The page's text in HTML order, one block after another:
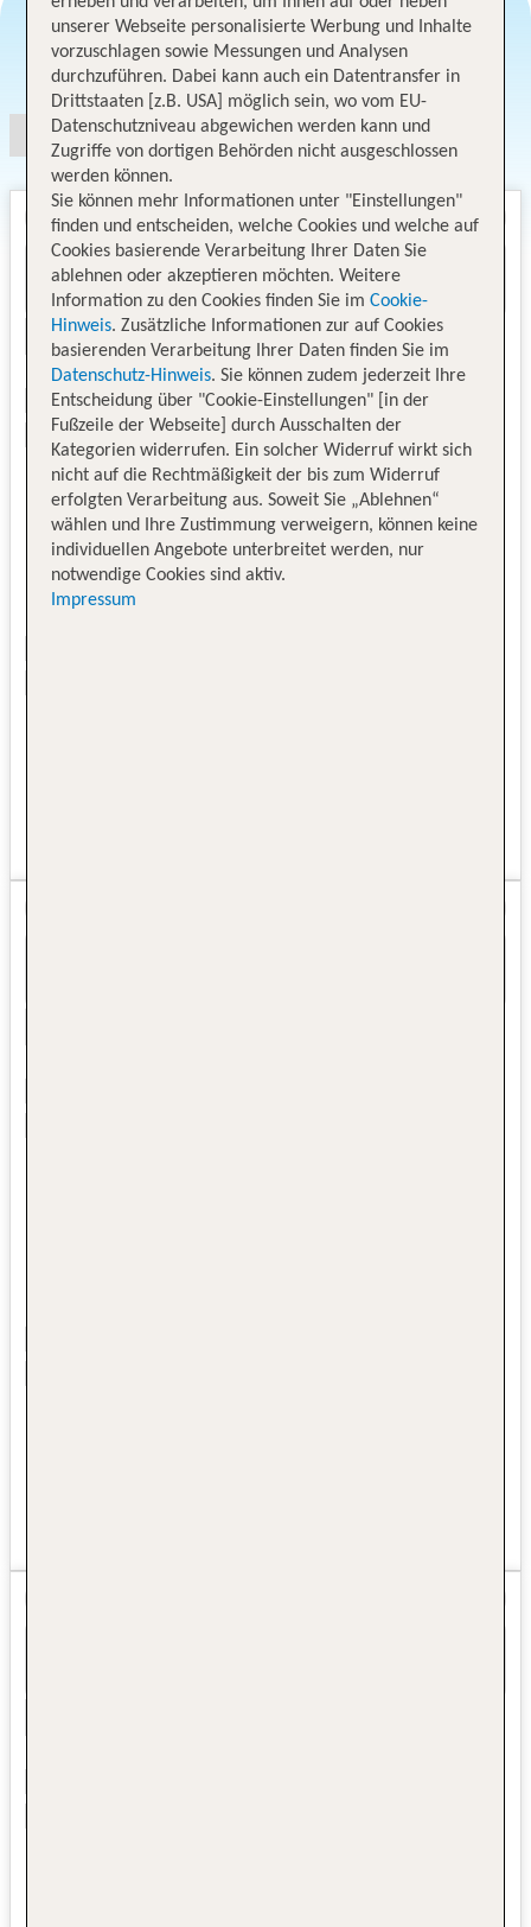
Angebotsauswahl
unserer Webseite personalisierte Werbung und Inhalte
vorzuschlagen sowie Messungen und Analysen
durchzuführen. Dabei kann auch ein Datentransfer in
Drittstaaten [z.B. USA] möglich sein, wo vom EU-
Datenschutzniveau abgewichen werden kann und
Zugriffe von dortigen Behörden nicht ausgeschlossen
werden können.
Sie können mehr Informationen unter "Einstellungen"
finden und entscheiden, welche Cookies und welche auf
Cookies basierende Verarbeitung Ihrer Daten Sie
ablehnen oder akzeptieren möchten. Weitere
Information zu den Cookies finden Sie im Cookie-
Hinweis. Zusätzliche Informationen zur auf Cookies
basierenden Verarbeitung Ihrer Daten finden Sie im
Datenschutz-Hinweis. Sie können zudem jederzeit Ihre
Entscheidung über "Cookie-Einstellungen" [in der
Fußzeile der Webseite] durch Ausschalten der
Kategorien widerrufen. Ein solcher Widerruf wirkt sich
nicht auf die Rechtmäßigkeit der bis zum Widerruf
erfolgten Verarbeitung aus. Soweit Sie „Ablehnen“
wählen und Ihre Zustimmung verweigern, können keine
individuellen Angebote unterbreitet werden, nur
notwendige Cookies sind aktiv.
Impressum